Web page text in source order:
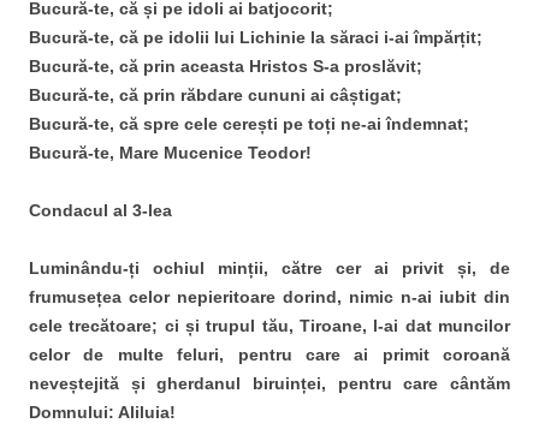
Bucură-te, că și pe idoli ai batjocorit;
Bucură-te, că pe idolii lui Lichinie la săraci i-ai împărțit;
Bucură-te, că prin aceasta Hristos S-a proslăvit;
Bucură-te, că prin răbdare cununi ai câștigat;
Bucură-te, că spre cele cerești pe toți ne-ai îndemnat;
Bucură-te, Mare Mucenice Teodor!
Condacul al 3-lea
Luminându-ți ochiul minții, către cer ai privit și, de
frumusețea celor nepieritoare dorind, nimic n-ai iubit din
cele trecătoare; ci și trupul tău, Tiroane, l-ai dat muncilor
celor de multe feluri, pentru care ai primit coroană
neveștejită și gherdanul biruinței, pentru care cântăm
Domnului: Aliluia!